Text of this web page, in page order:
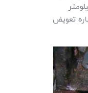
کارکرد خودرو بیشتر از 100 هزار کیلومتر
تعویض